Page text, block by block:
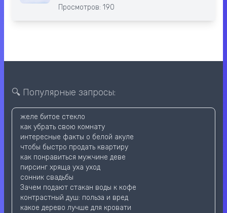
Просмотров: 190
🔍 Популярные запросы:
желе битое стекло
как убрать свою комнату
интересные факты о белой акуле
чтобы быстро продать квартиру
как понравиться мужчине деве
пирсинг хряща уха уход
сонник свадьбы
Зачем подают стакан воды к кофе
контрастный душ: польза и вред
какое дерево лучше для кровати